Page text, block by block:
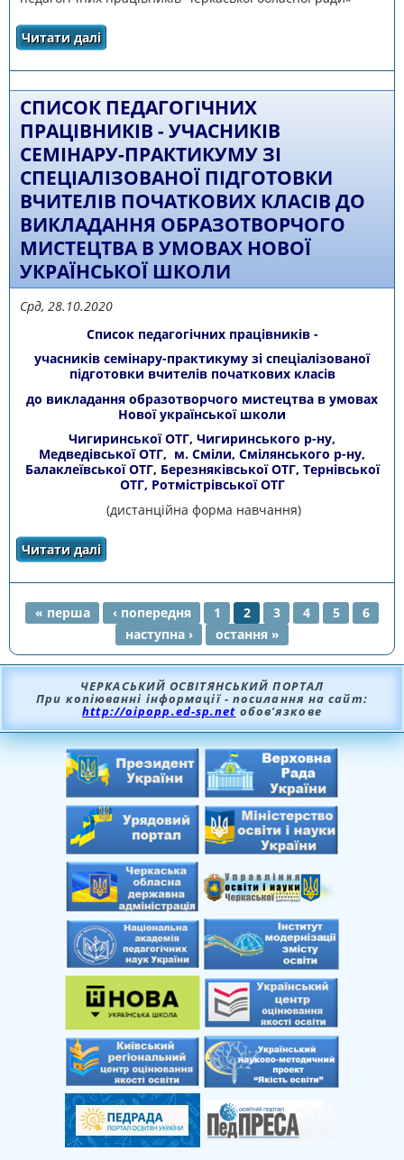
Читати далі
(індивідуальне навчання, дистанційна
СПИСОК ПЕДАГОГІЧНИХ
ПРАЦІВНИКІВ - УЧАСНИКІВ
СЕМІНАРУ-ПРАКТИКУМУ ЗІ
СПЕЦІАЛІЗОВАНОЇ ПІДГОТОВКИ
ВЧИТЕЛІВ ПОЧАТКОВИХ КЛАСІВ ДО
ВИКЛАДАННЯ ОБРАЗОТВОРЧОГО
МИСТЕЦТВА В УМОВАХ НОВОЇ
УКРАЇНСЬКОЇ ШКОЛИ
Срд, 28.10.2020
Список педагогічних працівників -
учасників семінару-практикуму зі спеціалізованої
підготовки вчителів початкових класів
до викладання образотворчого мистецтва в умовах
Нової української школи
Чигиринської ОТГ, Чигиринського р-ну,
Медведівської ОТГ, м. Сміли, Смілянського р-ну,
Балаклеївської ОТГ, Березняківської ОТГ, Тернівської
ОТГ, Ротмістрівської ОТГ
(дистанційна форма навчання)
Читати далі
спеціалізованої підготовки вчителів
образотворчого мистецтва в умовах Нової
української школи
« перша ‹ попередня 1 2 3 4 5
6
наступна ›
остання »
ЧЕРКАСЬКИЙ ОСВІТЯНСЬКИЙ ПОРТАЛ
При копіюванні інформації - посилання на сайт:
http://oipopp.ed-sp.net обов’язкове